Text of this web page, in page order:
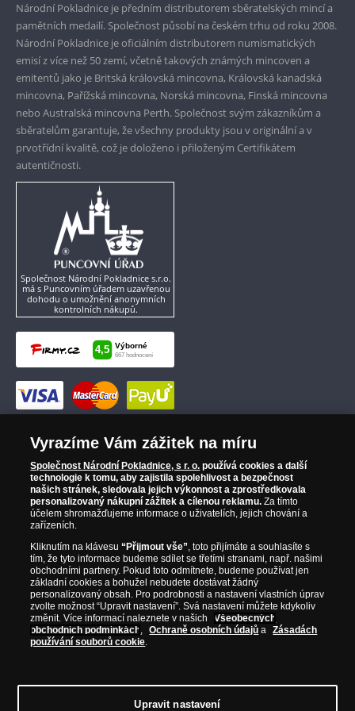
Garance nejvyšší kvality
Pouze originální produkty
Národní Pokladnice je předním distributorem sběratelských mincí a
pamětních medailí. Společnost působí na českém trhu od roku 2008.
Národní Pokladnice je oficiálním distributorem numismatických
emisí z více než 50 zemí, včetně takových známých mincoven a
emitentů jako je Britská královská mincovna, Královská kanadská
mincovna, Pařížská mincovna, Norská mincovna, Finská mincovna
nebo Australská mincovna Perth. Společnost svým zákazníkům a
sběratelům garantuje, že všechny produkty jsou v originální a v
prvotřídní kvalitě, což je doloženo i přiloženým Certifikátem
autentičnosti.
Společnost Národní Pokladnice s.r.o.
má s Puncovním úřadem uzavřenou
dohodu o umožnění anonymních
kontrolních nákupů.
© Copyright 2026 - Národní Pokladnice, s. r. o.; Karolinská 661/4, 186
00 Praha 8; Tel.: 810 100 500E-mail: info@narodnipokladnice.cz,
Vyrazíme Vám zážitek na míru
Společnost Národní Pokladnice, s r. o. používá cookies a další
technologie k tomu, aby zajistila spolehlivost a bezpečnost
našich stránek, sledovala jejich výkonnost a zprostředkovala
personalizovaný nákupní zážitek a cílenou reklamu. Za tímto
účelem shromažďujeme informace o uživatelích, jejich chování a
zařízeních.
Kliknutím na klávesu“Přijmout vše”, toto přijímáte a souhlasíte s
tím, že tyto informace budeme sdílet se třetími stranami, např. našimi
obchodními partnery. Pokud toto odmítnete, budeme používat jen
základní cookies a bohužel nebudete dostávat žádný
personalizovaný obsah. Pro podrobnosti a nastavení vlastních úprav
zvolte možnost “Upravit nastavení”. Svá nastavení můžete kdykoliv
změnit. Více informací naleznete v našich
Všeobecných
obchodních podmínkách , Ochraně osobních údajů a
Zásadách
používání souborů cookie.
Upravit nastavení